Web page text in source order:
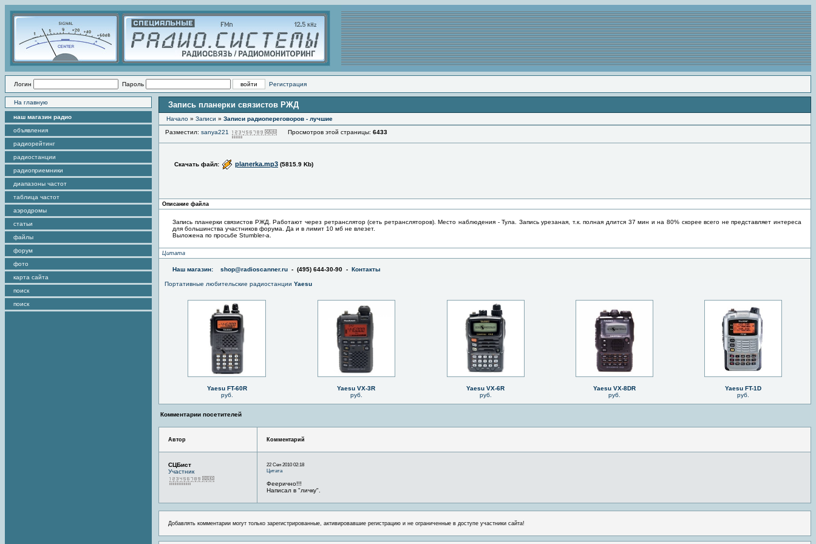
Логин Пароль Регистрация
На главную
наш магазин радио
объявления
радиорейтинг
радиостанции
радиоприемники
диапазоны частот
таблица частот
аэродромы
статьи
файлы
форум
фото
карта сайта
поиск
поиск
Запись планерки связистов РЖД
Начало » Записи » Записи радиопереговоров - лучшие
Разместил: sanya221 Просмотров этой страницы: 6433
Скачать файл: planerka.mp3 (5815.9 Kb)
Описание файла
Запись планерки связистов РЖД. Работают через ретранслятор (сеть ретрансляторов). Место наблюдения - Тула. Запись урезаная, т.к. полная длится 37 мин и на 80% скорее всего не представляет интереса
для большинства участников форума. Да и в лимит 10 мб не влезет.
Выложена по просьбе Stumbler-а.
Цитата
Наш магазин: shop@radioscanner.ru - (495) 644-30-90 - Контакты
Портативные любительские радиостанции Yaesu
Yaesu FT-60R
руб.
Yaesu VX-3R
руб.
Yaesu VX-6R
руб.
Yaesu VX-8DR
руб.
Yaesu FT-1D
руб.
Комментарии посетителей
Автор Комментарий
СЦБист
Участник
22 Сен 2010 02:18
Цитата
Феерично!!!
Написал в "личку".
Добавлять комментарии могут только зарегистрированные, активировавшие регистрацию и не ограниченные в доступе участники сайта!